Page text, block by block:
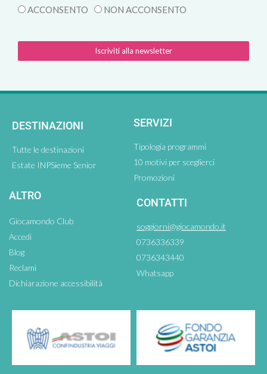
ACCONSENTO NON ACCONSENTO
Iscriviti alla newsletter
DESTINAZIONI
Tutte le destinazioni
Estate INPSieme Senior
SERVIZI
Tipologia programmi
10 motivi per sceglierci
Promozioni
ALTRO
Giocamondo Club
Accedi
Blog
Reclami
Dichiarazione accessibilità
CONTATTI
soggiorni@giocamondo.it
0736336339
0736343440
Whatsapp